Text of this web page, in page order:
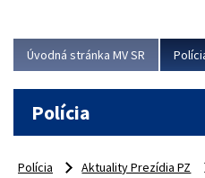
Úvodná stránka MV SR
Polícia
Polícia Aktuality Prezídia PZ